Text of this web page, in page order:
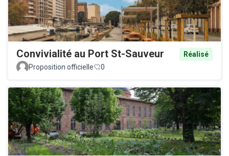
Convivialité au Port St-Sauveur
Réalisé
Proposition officielle
0